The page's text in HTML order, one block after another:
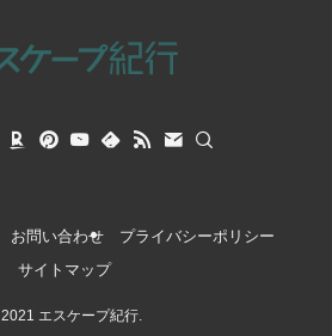
お問い合わせ
プライバシーポリシー
サイトマップ
2021 エスケープ紀行.